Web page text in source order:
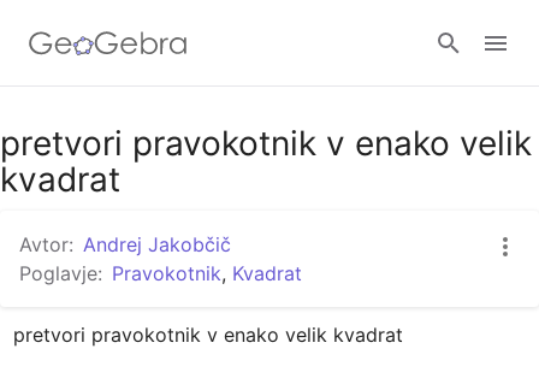
Google Classroom
pretvori pravokotnik v enako velik
kvadrat
Avtor: Andrej Jakobčič
Poglavje: Pravokotnik, Kvadrat
pretvori pravokotnik v enako velik kvadrat